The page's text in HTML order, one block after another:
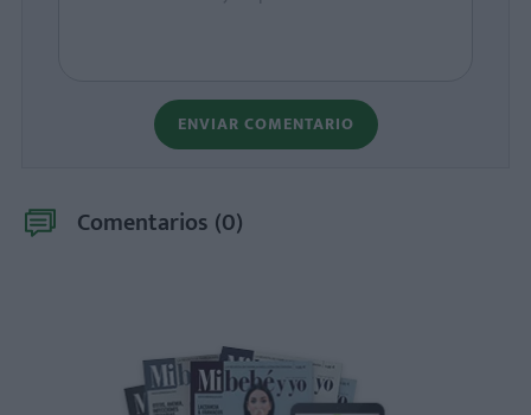
ENVIAR COMENTARIO
Comentarios (0)